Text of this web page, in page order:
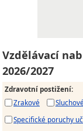
Vzdělávací
2026/2027
Zdravotní postižení:
Zrakové
Sluchové
Specifické poruchy